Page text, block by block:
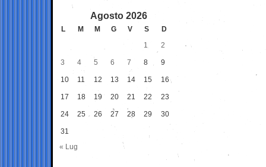
Agosto 2026
L M M G V S
D
1
2
3 4 5 6 7 8 9
10 11 12 13 14 15 16
17 18 19 20 21 22 23
24 25 26 27 28 29 30
31
« Lug